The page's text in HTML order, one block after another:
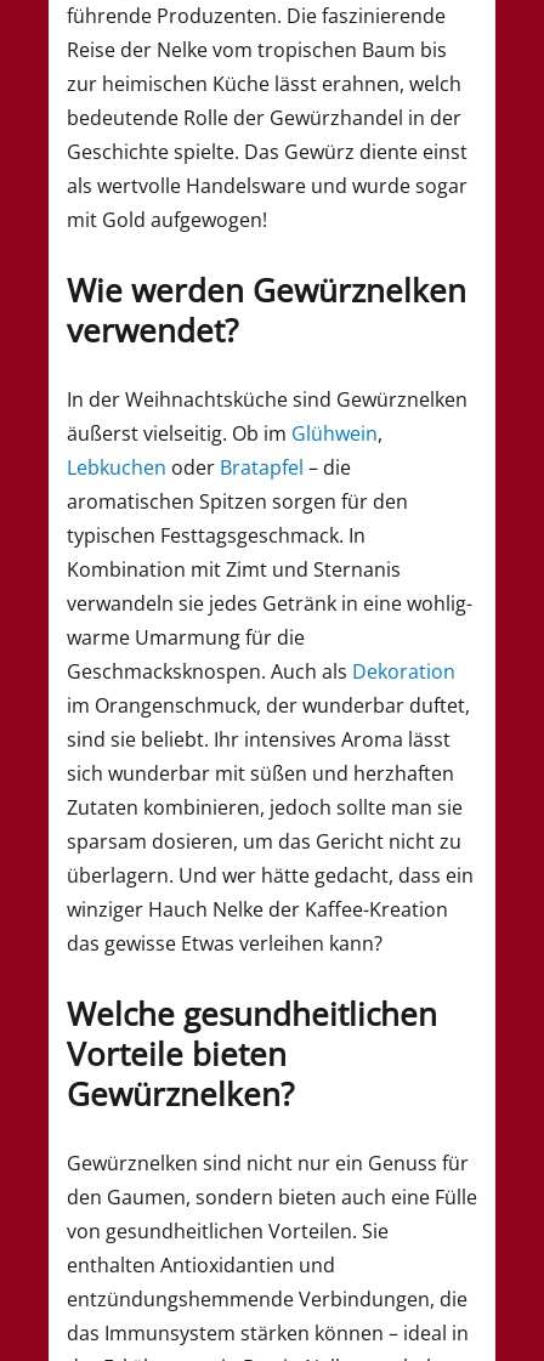
führende Produzenten. Die faszinierende
Reise der Nelke vom tropischen Baum bis
zur heimischen Küche lässt erahnen, welch
bedeutende Rolle der Gewürzhandel in der
Geschichte spielte. Das Gewürz diente einst
als wertvolle Handelsware und wurde sogar
mit Gold aufgewogen!
Wie werden Gewürznelken
verwendet?
In der Weihnachtsküche sind Gewürznelken
äußerst vielseitig. Ob im Glühwein,
Lebkuchen oder Bratapfel – die
aromatischen Spitzen sorgen für den
typischen Festtagsgeschmack. In
Kombination mit Zimt und Sternanis
verwandeln sie jedes Getränk in eine wohlig-
warme Umarmung für die
Geschmacksknospen. Auch als Dekoration
im Orangenschmuck, der wunderbar duftet,
sind sie beliebt. Ihr intensives Aroma lässt
sich wunderbar mit süßen und herzhaften
Zutaten kombinieren, jedoch sollte man sie
sparsam dosieren, um das Gericht nicht zu
überlagern. Und wer hätte gedacht, dass ein
winziger Hauch Nelke der Kaffee-Kreation
das gewisse Etwas verleihen kann?
Welche gesundheitlichen
Vorteile bieten
Gewürznelken?
Gewürznelken sind nicht nur ein Genuss für
den Gaumen, sondern bieten auch eine Fülle
von gesundheitlichen Vorteilen. Sie
enthalten Antioxidantien und
entzündungshemmende Verbindungen, die
das Immunsystem stärken können – ideal in